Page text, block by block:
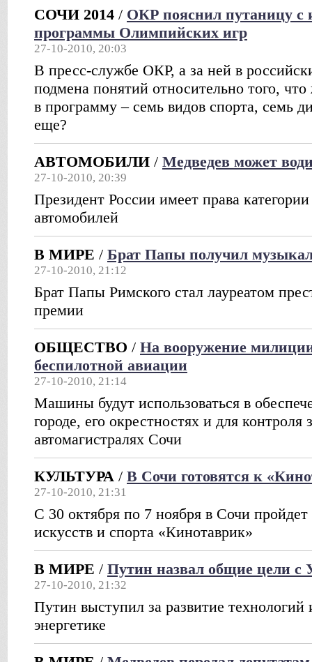
СОЧИ 2014 / ОКР пояснил путаницу с
программы Олимпийских игр
27-10-2010, 20:03
В пресс-службе ОКР, а за ней в
подмена понятий относительно того,
в программу – семь видов спорта, семь
еще?
АВТОМОБИЛИ / Медведев может
27-10-2010, 20:39
Президент России имеет права
автомобилей
В МИРЕ / Брат Папы получил
27-10-2010, 21:12
Брат Папы Римского стал лауреатом
премии
ОБЩЕСТВО / На вооружение
беспилотной авиации
27-10-2010, 21:14
Машины будут использоваться в
городе, его окрестностях и для
автомагистралях Сочи
КУЛЬТУРА / В Сочи готовятся к
27-10-2010, 21:31
С 30 октября по 7 ноября в Сочи пройдет
искусств и спорта «Кинотаврик»
В МИРЕ / Путин назвал общие цели с
27-10-2010, 21:32
Путин выступил за развитие технологий
энергетике